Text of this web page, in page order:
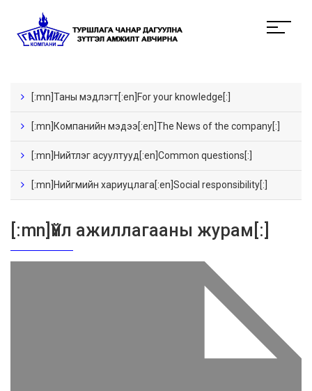
[:mn]Таны мэдлэгт[:en]For your knowledge[:]
[:mn]Компанийн мэдээ[:en]The News of the company[:]
[:mn]Нийтлэг асуултууд[:en]Common questions[:]
[:mn]Нийгмийн хариуцлага[:en]Social responsibility[:]
[:mn]Үйл ажиллагааны журам[:]